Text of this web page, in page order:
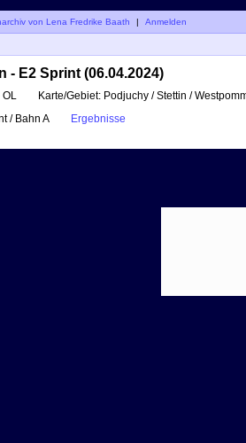
von Lena Fredrike Baath | Anmelden
- E2 Sprint (06.04.2024)
OL Karte/Gebiet: Podjuchy / Stettin /
/ Bahn A Ergebnisse